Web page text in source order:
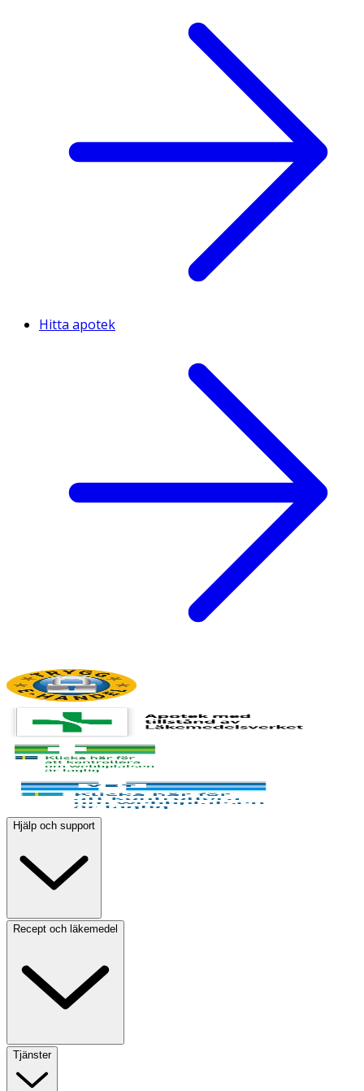
Hitta apotek
Hjälp och support
Recept och läkemedel
Tjänster